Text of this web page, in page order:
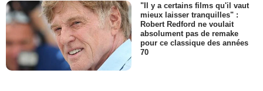
"Il y a certains films qu'il vaut
mieux laisser tranquilles" :
Robert Redford ne voulait
absolument pas de remake
pour ce classique des années
70